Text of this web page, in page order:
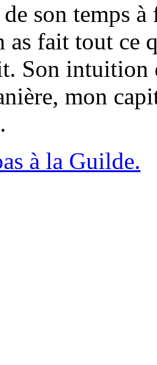
son temps
as fait tout
Son intuition
mon
à la Guilde.